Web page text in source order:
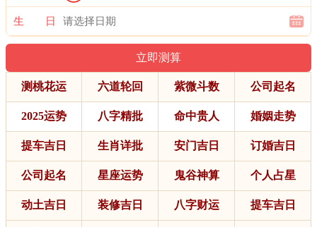
生 日
测桃花运 六道轮回 紫微斗数 公司起名
2025运势 八字精批 命中贵人 婚姻走势
提车吉日 生肖详批 安门吉日 订婚吉日
公司起名 星座运势 鬼谷神算 个人占星
动土吉日 装修吉日 八字财运 提车吉日